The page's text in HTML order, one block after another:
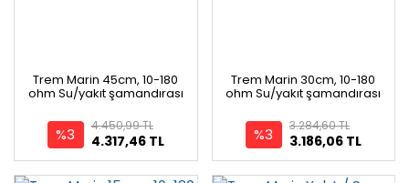
Trem Marin 45cm, 10-180
ohm Su/yakıt şamandırası
%3 4.317,46 TL
4.450,99 TL
Trem Marin 30cm, 10-180
ohm Su/yakıt şamandırası
%3 3.186,06 TL
3.284,60 TL